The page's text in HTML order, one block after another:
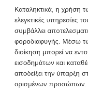
Καταληκτικά, η χρήση
ελεγκτικές υπηρεσίες
συμβάλλει
φοροδιαφυγής. Μέσω
διοίκηση μπορεί να
εισοδημάτων και
αποδείξει την ύπαρξη
ορισμένων προσώπων.